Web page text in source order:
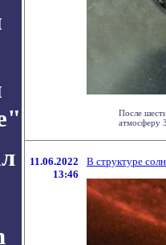
После
атмосферу
11.06.2022
13:46
В структуре